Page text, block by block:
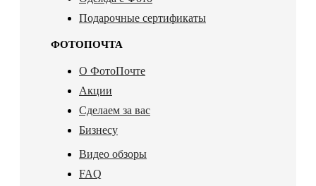
Подарочные сертификаты
ФОТОПОЧТА
О ФотоПочте
Акции
Сделаем за вас
Бизнесу
Видео обзоры
FAQ